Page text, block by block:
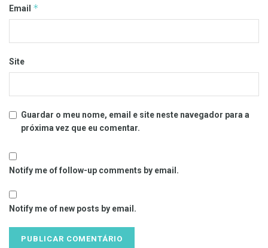
Email *
Site
Guardar o meu nome, email e site neste navegador para a
próxima vez que eu comentar.
Notify me of follow-up comments by email.
Notify me of new posts by email.